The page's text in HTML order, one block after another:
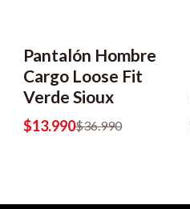
-62% OFF
Pantalón Hombre
Cargo Loose Fit
Verde Sioux
$13.990$36.990